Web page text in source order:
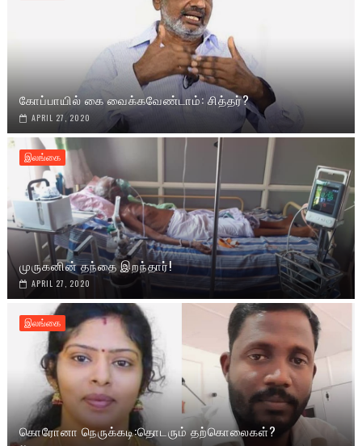
கோப்பாயில் கை வைக்கவேண்டாம்: சித்தர்?
APRIL 27, 2020
இலங்கை
முருகனின் தந்தை இறந்தார்!
APRIL 27, 2020
இலங்கை
கொரோனா நெருக்கடி:தொடரும் தற்கொலைகள்?